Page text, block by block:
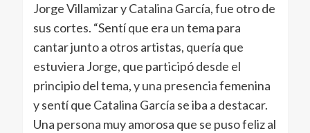
Jorge Villamizar y Catalina García, fue otro de
sus cortes. “Sentí que era un tema para
cantar junto a otros artistas, quería que
estuviera Jorge, que participó desde el
principio del tema, y una presencia femenina
y sentí que Catalina García se iba a destacar.
Una persona muy amorosa que se puso feliz al